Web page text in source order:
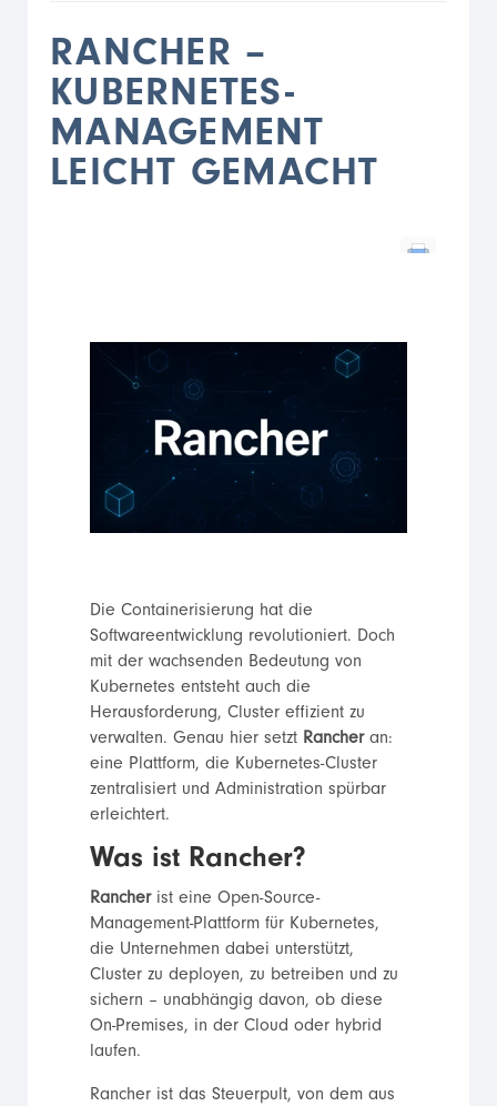
RANCHER –
KUBERNETES-
MANAGEMENT
LEICHT GEMACHT
Die Containerisierung hat die
Softwareentwicklung revolutioniert. Doch
mit der wachsenden Bedeutung von
Kubernetes entsteht auch die
Herausforderung, Cluster effizient zu
verwalten. Genau hier setzt Rancheran:
eine Plattform, die Kubernetes-Cluster
zentralisiert und Administration spürbar
erleichtert.
Was ist Rancher?
Rancherist eine Open-Source-
Management-Plattform für Kubernetes,
die Unternehmen dabei unterstützt,
Cluster zu deployen, zu betreiben und zu
sichern – unabhängig davon, ob diese
On-Premises, in der Cloud oder hybrid
laufen.
Rancher ist das Steuerpult, von dem aus